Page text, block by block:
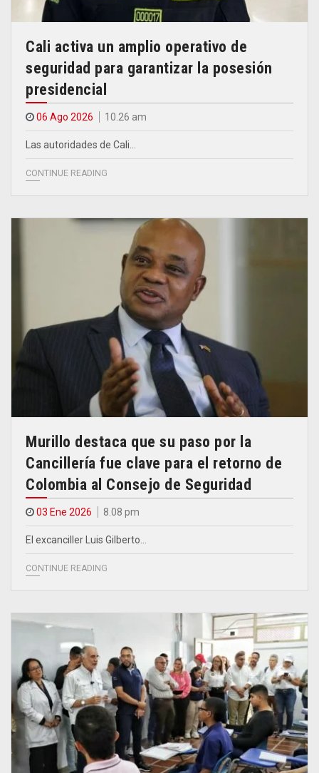
Cali activa un amplio operativo de
seguridad para garantizar la posesión
presidencial
06 Ago 2026 10.26 am
Las autoridades de Cali…
CONTINUE READING
Murillo destaca que su paso por la
Cancillería fue clave para el retorno de
Colombia al Consejo de Seguridad
03 Ene 2026 8.08 pm
El excanciller Luis Gilberto…
CONTINUE READING